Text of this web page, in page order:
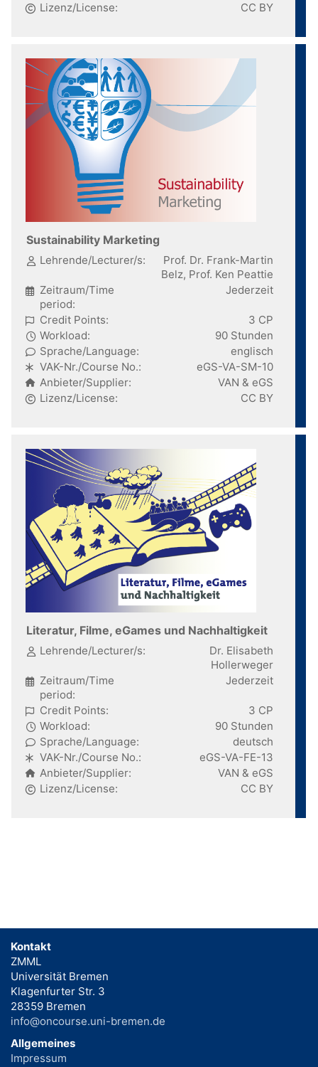
Lizenz/License:
CC BY
Sustainability Marketing
Lehrende/Lecturer/s:
Prof. Dr. Frank-Martin
Belz, Prof. Ken Peattie
Zeitraum/Time
period:
Jederzeit
Credit Points:
3 CP
Workload:
90 Stunden
Sprache/Language:
englisch
VAK-Nr./Course No.:
eGS-VA-SM-10
Anbieter/Supplier:
VAN & eGS
Lizenz/License:
CC BY
Literatur, Filme, eGames und Nachhaltigkeit
Lehrende/Lecturer/s:
Dr. Elisabeth
Hollerweger
Zeitraum/Time
period:
Jederzeit
Credit Points:
3 CP
Workload:
90 Stunden
Sprache/Language:
deutsch
VAK-Nr./Course No.:
eGS-VA-FE-13
Anbieter/Supplier:
VAN & eGS
Lizenz/License:
CC BY
Kontakt
ZMML
Universität Bremen
Klagenfurter Str. 3
28359 Bremen
info@oncourse.uni-bremen.de
Allgemeines
Impressum